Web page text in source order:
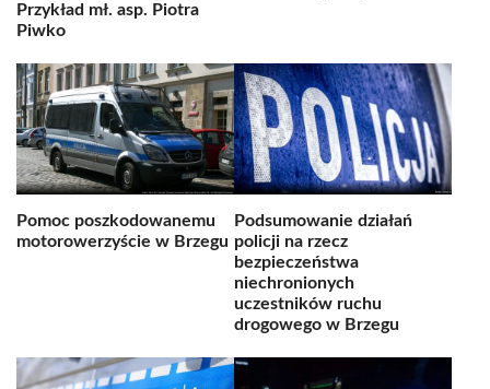
Przykład mł. asp. Piotra
Piwko
Pomoc poszkodowanemu
motorowerzyście w Brzegu
Podsumowanie działań
policji na rzecz
bezpieczeństwa
niechronionych
uczestników ruchu
drogowego w Brzegu